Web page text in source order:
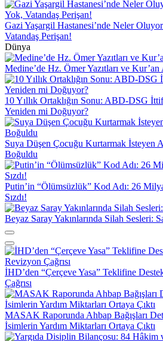
Gazi Yaşargil Hastanesi’nde Neler
Vatandaş Perişan!
Dünya
Medine’de Hz. Ömer Yazıtları ve
10 Yıllık Ortaklığın Sonu: ABD-DSG
Yeniden mi Doğuyor?
Suya Düşen Çocuğu Kurtarmak İsteyen
Boğuldu
Putin’in “Ölümsüzlük” Kod Adı: 26
Sızdı!
Beyaz Saray Yakınlarında Silah Sesleri:
İHD’den “Çerçeve Yasa” Teklifine
Çağrısı
MASAK Raporunda Ahbap Bağışları
İsimlerin Yardım Miktarları Ortaya Çıktı